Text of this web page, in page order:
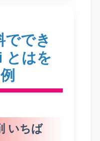
でき
とはを
いちば